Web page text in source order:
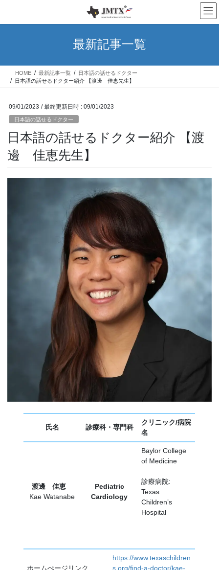
テ
ス
ゲ
ン
最新記事一覧
HOME 最新記事一覧
日本語の話せるドクター
日本語の話せるドクター紹介 【渡邊 佳恵先生】
09/01/2023 / 最終更新日時 : 09/01/2023
日本語の話せるドクター
日本語の話せるドクター紹介 【渡
邊 佳恵先生】
氏名 診療科・専門科
クリニック/病院
名
渡邊 佳恵
Kae Watanabe
Pediatric
Cardiology
Baylor College
of Medicine
診療病院:
Texas
Children’s
Hospital
ホームぺージリンク
https://www.texaschildren
s.org/find-a-doctor/kae-